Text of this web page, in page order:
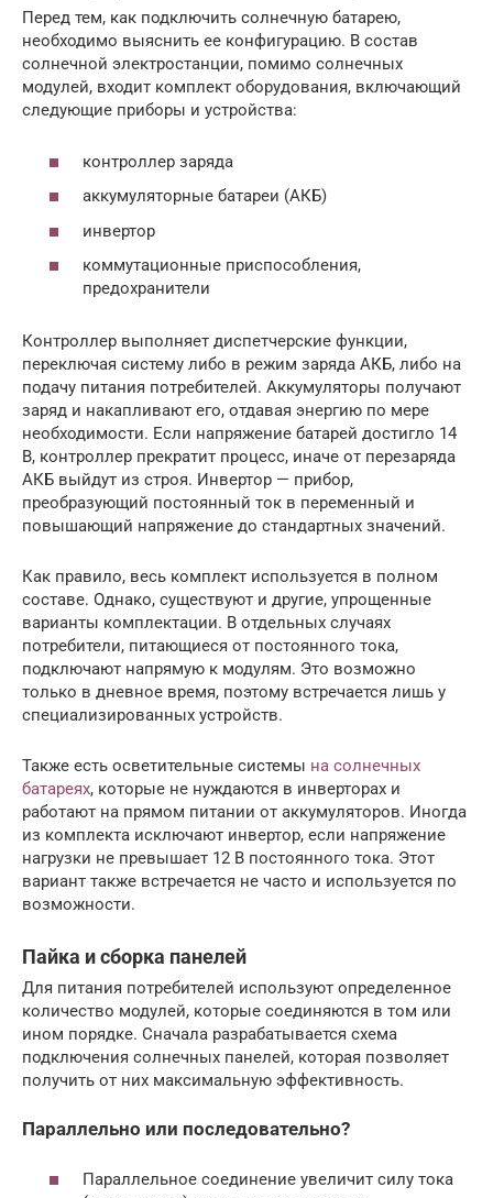
Перед тем, как подключить солнечную батарею,
необходимо выяснить ее конфигурацию. В состав
солнечной электростанции, помимо солнечных
модулей, входит комплект оборудования, включающий
следующие приборы и устройства:
контроллер заряда
аккумуляторные батареи (АКБ)
инвертор
коммутационные приспособления,
предохранители
Контроллер выполняет диспетчерские функции,
переключая систему либо в режим заряда АКБ, либо на
подачу питания потребителей. Аккумуляторы получают
заряд и накапливают его, отдавая энергию по мере
необходимости. Если напряжение батарей достигло 14
В, контроллер прекратит процесс, иначе от перезаряда
АКБ выйдут из строя. Инвертор — прибор,
преобразующий постоянный ток в переменный и
повышающий напряжение до стандартных значений.
Как правило, весь комплект используется в полном
составе. Однако, существуют и другие, упрощенные
варианты комплектации. В отдельных случаях
потребители, питающиеся от постоянного тока,
подключают напрямую к модулям. Это возможно
только в дневное время, поэтому встречается лишь у
специализированных устройств.
Также есть осветительные системы на солнечных
батареях, которые не нуждаются в инверторах и
работают на прямом питании от аккумуляторов. Иногда
из комплекта исключают инвертор, если напряжение
нагрузки не превышает 12 В постоянного тока. Этот
вариант также встречается не часто и используется по
возможности.
Пайка и сборка панелей
Для питания потребителей используют определенное
количество модулей, которые соединяются в том или
ином порядке. Сначала разрабатывается схема
подключения солнечных панелей, которая позволяет
получить от них максимальную эффективность.
Параллельно или последовательно?
Параллельное соединение увеличит силу тока